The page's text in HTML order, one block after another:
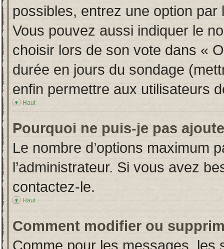
possibles, entrez une option
Vous pouvez aussi indiquer le
choisir lors de son vote dans «
durée en jours du sondage
enfin permettre aux utilisateurs
Haut
Pourquoi ne puis-je pas
Le nombre d’options maximum
l’administrateur. Si vous avez
contactez-le.
Haut
Comment modifier ou
Comme pour les messages, les